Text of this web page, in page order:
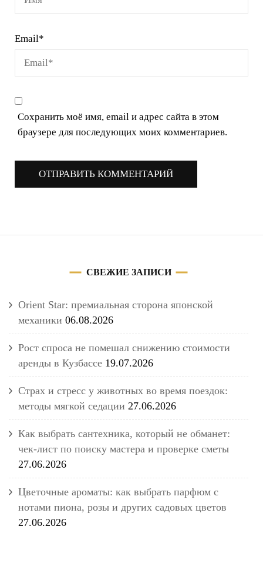
Email*
Сохранить моё имя, email и адрес сайта в этом
браузере для последующих моих комментариев.
СВЕЖИЕ ЗАПИСИ
Orient Star: премиальная сторона японской
механики 06.08.2026
Рост спроса не помешал снижению стоимости
аренды в Кузбассе 19.07.2026
Страх и стресс у животных во время поездок:
методы мягкой седации 27.06.2026
Как выбрать сантехника, который не обманет:
чек-лист по поиску мастера и проверке сметы
27.06.2026
Цветочные ароматы: как выбрать парфюм с
нотами пиона, розы и других садовых цветов
27.06.2026